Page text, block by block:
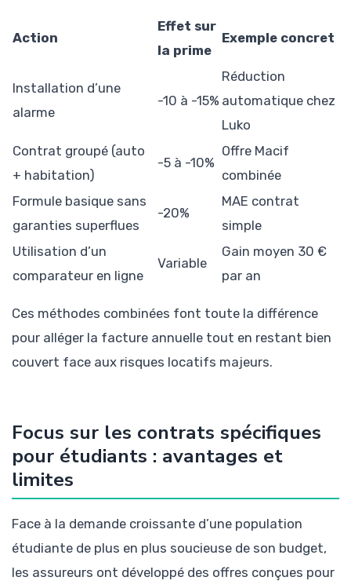
Action
Effet sur
la prime
Exemple concret
Installation d’une
alarme
-10 à -15%
Réduction
automatique chez
Luko
Contrat groupé (auto
+ habitation)
-5 à -10%
Offre Macif
combinée
Formule basique sans
garanties superflues
-20%
MAE contrat
simple
Utilisation d’un
comparateur en ligne
Variable
Gain moyen 30 €
par an
Ces méthodes combinées font toute la différence
pour alléger la facture annuelle tout en restant bien
couvert face aux risques locatifs majeurs.
Focus sur les contrats spécifiques
pour étudiants : avantages et
limites
Face à la demande croissante d’une population
étudiante de plus en plus soucieuse de son budget,
les assureurs ont développé des offres conçues pour